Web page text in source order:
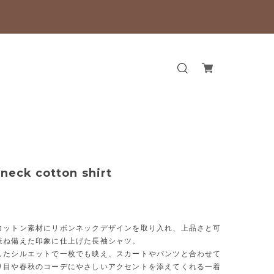
cotton shirt
ットン素材にリボンネックデザインを取り入れ、上品さと可
備えた印象に仕上げた長袖シャツ。
たシルエットで一枚でも映え、スカートやパンツと合わせて
目や春秋のコーデにやさしいアクセントを添えてくれる一着